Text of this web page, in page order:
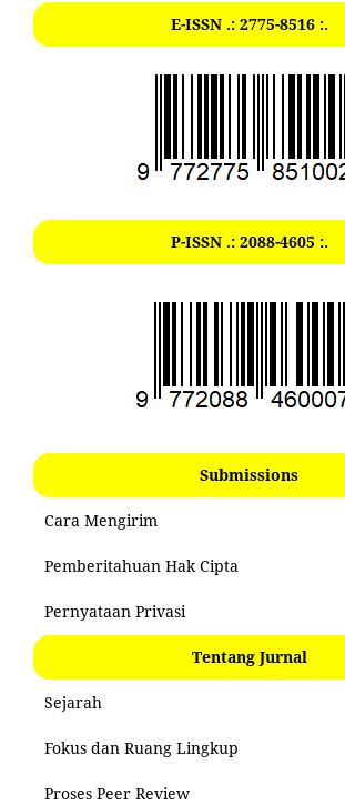
E-ISSN .: 2775-8516 :.
P-ISSN .: 2088-4605 :.
Submissions
Cara Mengirim
Pemberitahuan Hak Cipta
Pernyataan Privasi
Tentang Jurnal
Sejarah
Fokus dan Ruang Lingkup
Proses Peer Review